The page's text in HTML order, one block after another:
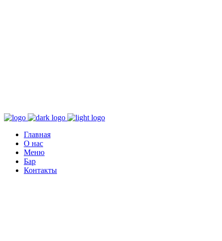
Главная
О нас
Меню
Бар
Контакты